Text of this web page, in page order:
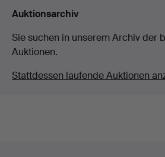
Auktionsarchiv
Sie suchen in unserem Archiv der
Auktionen.
Stattdessen laufende Auktionen